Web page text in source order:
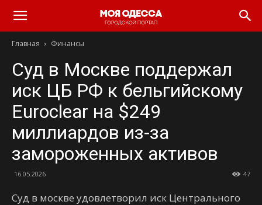
Моя
Одесса
Главная Финансы
Суд в Москве поддержал
иск ЦБ РФ к бельгийскому
Euroclear на $249
миллиардов из-за
замороженных активов
16.05.2026 47
Суд в москве удовлетворил иск Центрального